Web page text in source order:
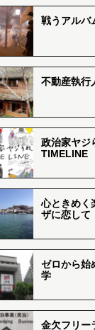
戦うアルバ
不動産執行
政治家ヤジ
TIMELINE
心ときめく
ザに恋して
ゼロから始
学
金欠フリー